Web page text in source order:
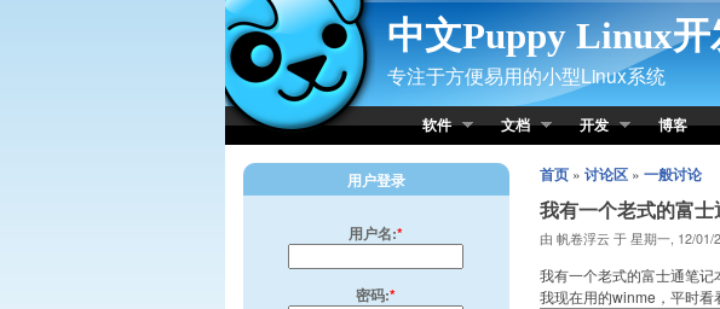
Skip to Content
中文Puppy Linux开
专注于方便易用的小型Linux系统
软件 文档 开发 博客
首页» 讨论区» 一般讨论
我有一个老式的富
由 帆卷浮云 于 星期一, 12/01/
我有一个老式的富士通笔
我现在用的winme，平时看
用户登录
用户名:*
密码:*